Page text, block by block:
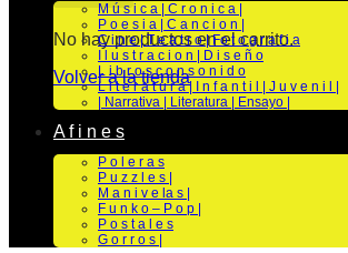
No hay productos en el carrito.
Volver a la tienda
M ú s i c a | C r o n i c a |
P o e s i a | C a n c i o n |
C i n e | T e a t r o | Fo t o g r a f i a
I l u s t r a c i o n | D i s e ñ o
L i b r o s c o n s o n i d o
L i t e r a t u r a | I n f a n t i l | J u v e n i l |
| Narrativa | Literatura | Ensayo |
A f i n e s
P o l e r a s
P u z z l e s |
M a n i v e la s |
F u n k o – P o p |
P o s t a l e s
G o r r o s |